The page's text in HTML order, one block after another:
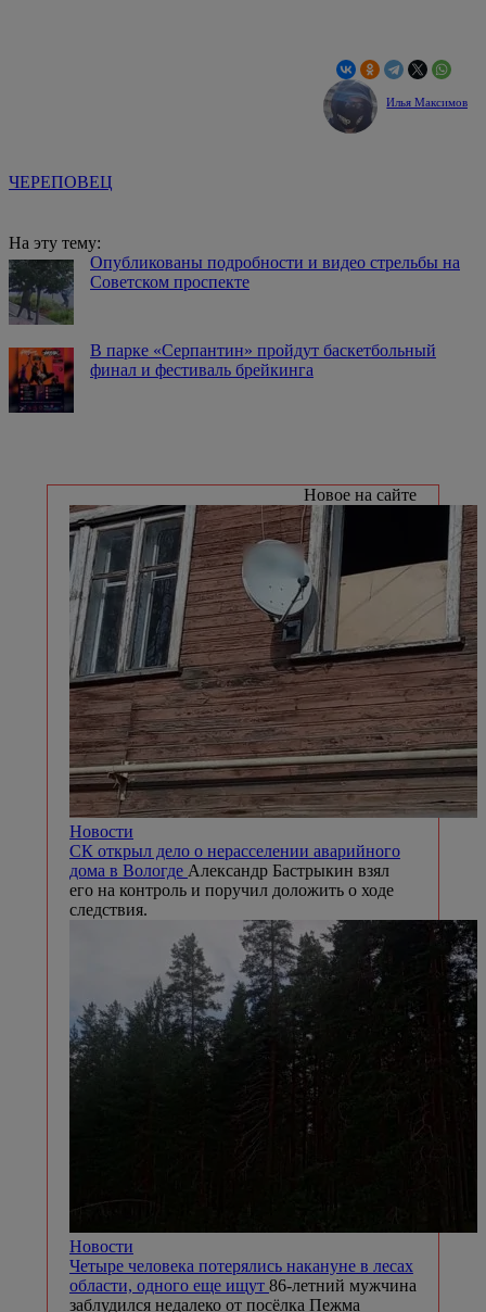
Илья Максимов
ЧЕРЕПОВЕЦ
На эту тему:
Опубликованы подробности и видео стрельбы на
Советском проспекте
В парке «Серпантин» пройдут баскетбольный
финал и фестиваль брейкинга
Новое на сайте
Новости
СК открыл дело о нерасселении аварийного
дома в Вологде Александр Бастрыкин взял
его на контроль и поручил доложить о ходе
следствия.
Новости
Четыре человека потерялись накануне в лесах
области, одного еще ищут 86-летний мужчина
заблудился недалеко от посёлка Пежма